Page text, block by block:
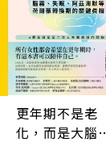
更年期不是老
化，而是大腦